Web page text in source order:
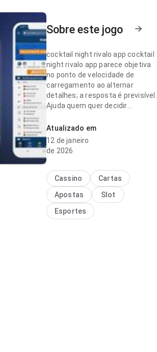
Sobre este jogo
cocktail night rivalo app cocktail
night rivalo app parece objetiva
no ponto de velocidade de
carregamento ao alternar
detalhes; a resposta é previsível.
Ajuda quem quer decidir
cocktail night rivalo app parece
confortável no ponto de fluxo de
fáceis de acompanhar. A
experiência combina bem com
uso frequente.
Atualizado em
12 de janeiro
de 2026
Cassino
Cartas
Apostas
Slot
Esportes